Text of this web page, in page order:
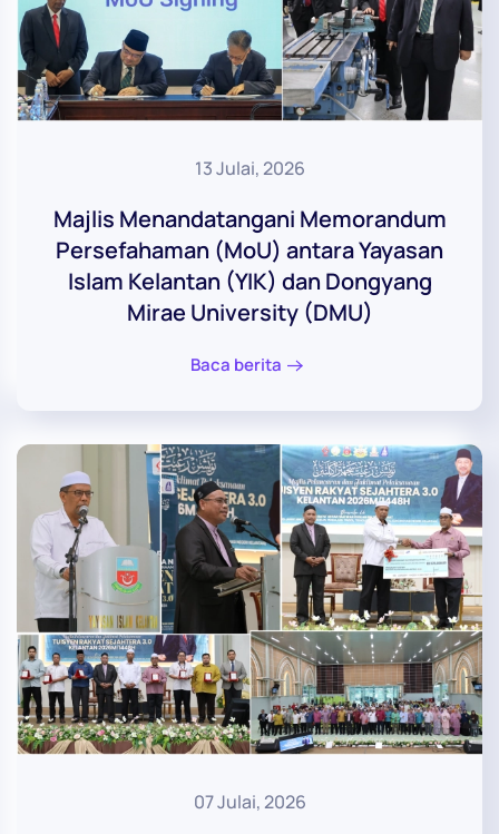
13 Julai, 2026
Majlis Menandatangani Memorandum
Persefahaman (MoU) antara Yayasan
Islam Kelantan (YIK) dan Dongyang
Mirae University (DMU)
Baca berita
07 Julai, 2026